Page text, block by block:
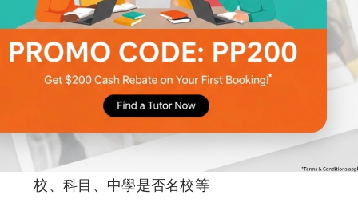
建立良好師生關係，分享考試以外的事情，自
身學習英文的經歷
時間靈活，由雙方協議
地點方便，可要求上門
可根據個人喜好選擇，例如男女導師、就讀院
校、科目、中學是否名校等